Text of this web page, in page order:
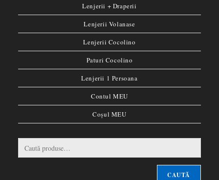
Lenjerii + Draperii
Lenjerii Volanase
Lenjerii Cocolino
Paturi Cocolino
Lenjerii 1 Persoana
Contul MEU
Coșul MEU
CAUTĂ